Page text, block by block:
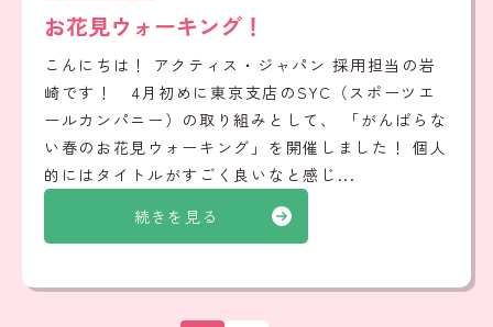
続きを見る
お花見ウォーキング！
こんにちは！ アクティス・ジャパン 採用担当の岩
崎です！ 4月初めに東京支店のSYC（スポーツエ
ールカンパニー）の取り組みとして、 「がんばらな
い春のお花見ウォーキング」を開催しました！ 個人
的にはタイトルがすごく良いなと感じ...